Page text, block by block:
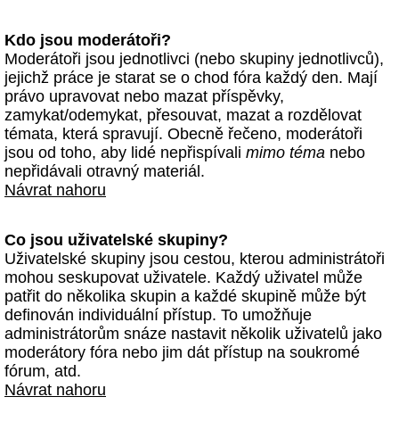
Kdo jsou moderátoři?
Moderátoři jsou jednotlivci (nebo skupiny jednotlivců),
jejichž práce je starat se o chod fóra každý den. Mají
právo upravovat nebo mazat příspěvky,
zamykat/odemykat, přesouvat, mazat a rozdělovat
témata, která spravují. Obecně řečeno, moderátoři
jsou od toho, aby lidé nepřispívali mimo téma nebo
nepřidávali otravný materiál.
Návrat nahoru
Co jsou uživatelské skupiny?
Uživatelské skupiny jsou cestou, kterou administrátoři
mohou seskupovat uživatele. Každý uživatel může
patřit do několika skupin a každé skupině může být
definován individuální přístup. To umožňuje
administrátorům snáze nastavit několik uživatelů jako
moderátory fóra nebo jim dát přístup na soukromé
fórum, atd.
Návrat nahoru